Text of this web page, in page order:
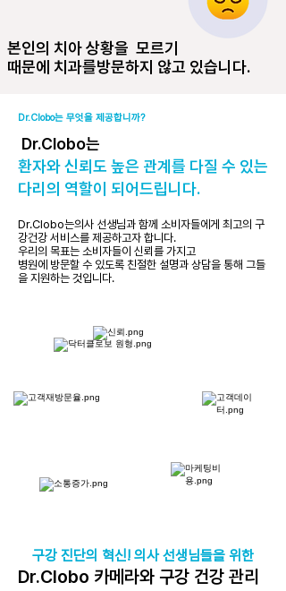
​본인의 치아 상황을 모르기
때문에 치과를방문하지 않고 있습니다.
Dr.Clobo는 무엇을 제공합니까?
Dr.Clobo는
환자와 신뢰도 높은 관계를 다질 수 있는
다리의 역할이 되어드립니다.
Dr.Clobo는의사 선생님과 함께 소비자들에게 최고의 구
강건강 서비스를 제공하고자 합니다.
우리의 목표는 소비자들이 신뢰를 가지고
​병원에 방문할 수 있도록 친절한 설명과 상담을 통해 그들
을 지원하는 것입니다.
구강 진단의 혁신! 의사 선생님들을 위한
Dr.Clobo 카메라와 구강 건강 관리